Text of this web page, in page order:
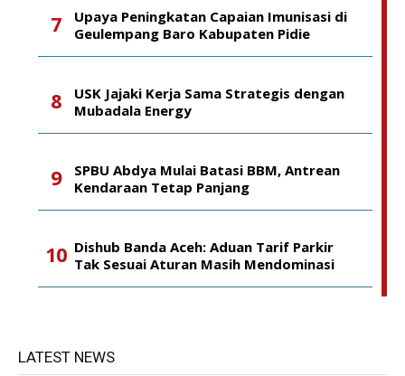
Upaya Peningkatan Capaian Imunisasi di
Geulempang Baro Kabupaten Pidie
USK Jajaki Kerja Sama Strategis dengan
Mubadala Energy
SPBU Abdya Mulai Batasi BBM, Antrean
Kendaraan Tetap Panjang
Dishub Banda Aceh: Aduan Tarif Parkir
Tak Sesuai Aturan Masih Mendominasi
LATEST NEWS